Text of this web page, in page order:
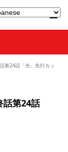
第24話「光」先行カッ
話第24話